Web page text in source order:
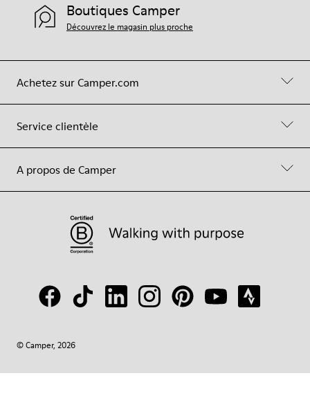
Achetez sur Camper.com
Service clientèle
A propos de Camper
Boutiques Camper
Découvrez le magasin plus proche
© Camper, 2026